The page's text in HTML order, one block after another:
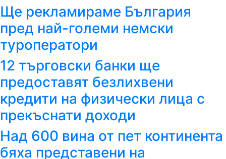
Ще рекламираме България
пред най-големи немски
туроператори
12 търговски банки ще
предоставят безлихвени
кредити на физически лица с
прекъснати доходи
Над 600 вина от пет континента
бяха представени на